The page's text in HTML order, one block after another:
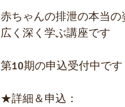
赤ちゃんの排泄の本当の
広く深く学ぶ講座です
第10期の申込受付中です
★詳細＆申込：